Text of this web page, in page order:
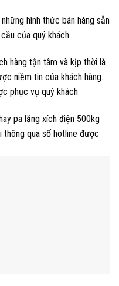
hình thức bán hàng sẵn
của quý khách
hàng tận tâm và kịp thời là
niềm tin của khách hàng.
phục vụ quý khách
pa lăng xích điện 500kg
thông qua số hotline được